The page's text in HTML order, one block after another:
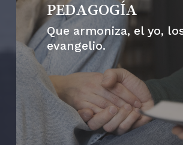
PEDAGOGÍA
Que armoniza, el yo,
evangelio.